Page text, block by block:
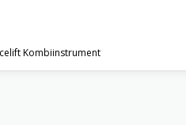
Kombiinstrument